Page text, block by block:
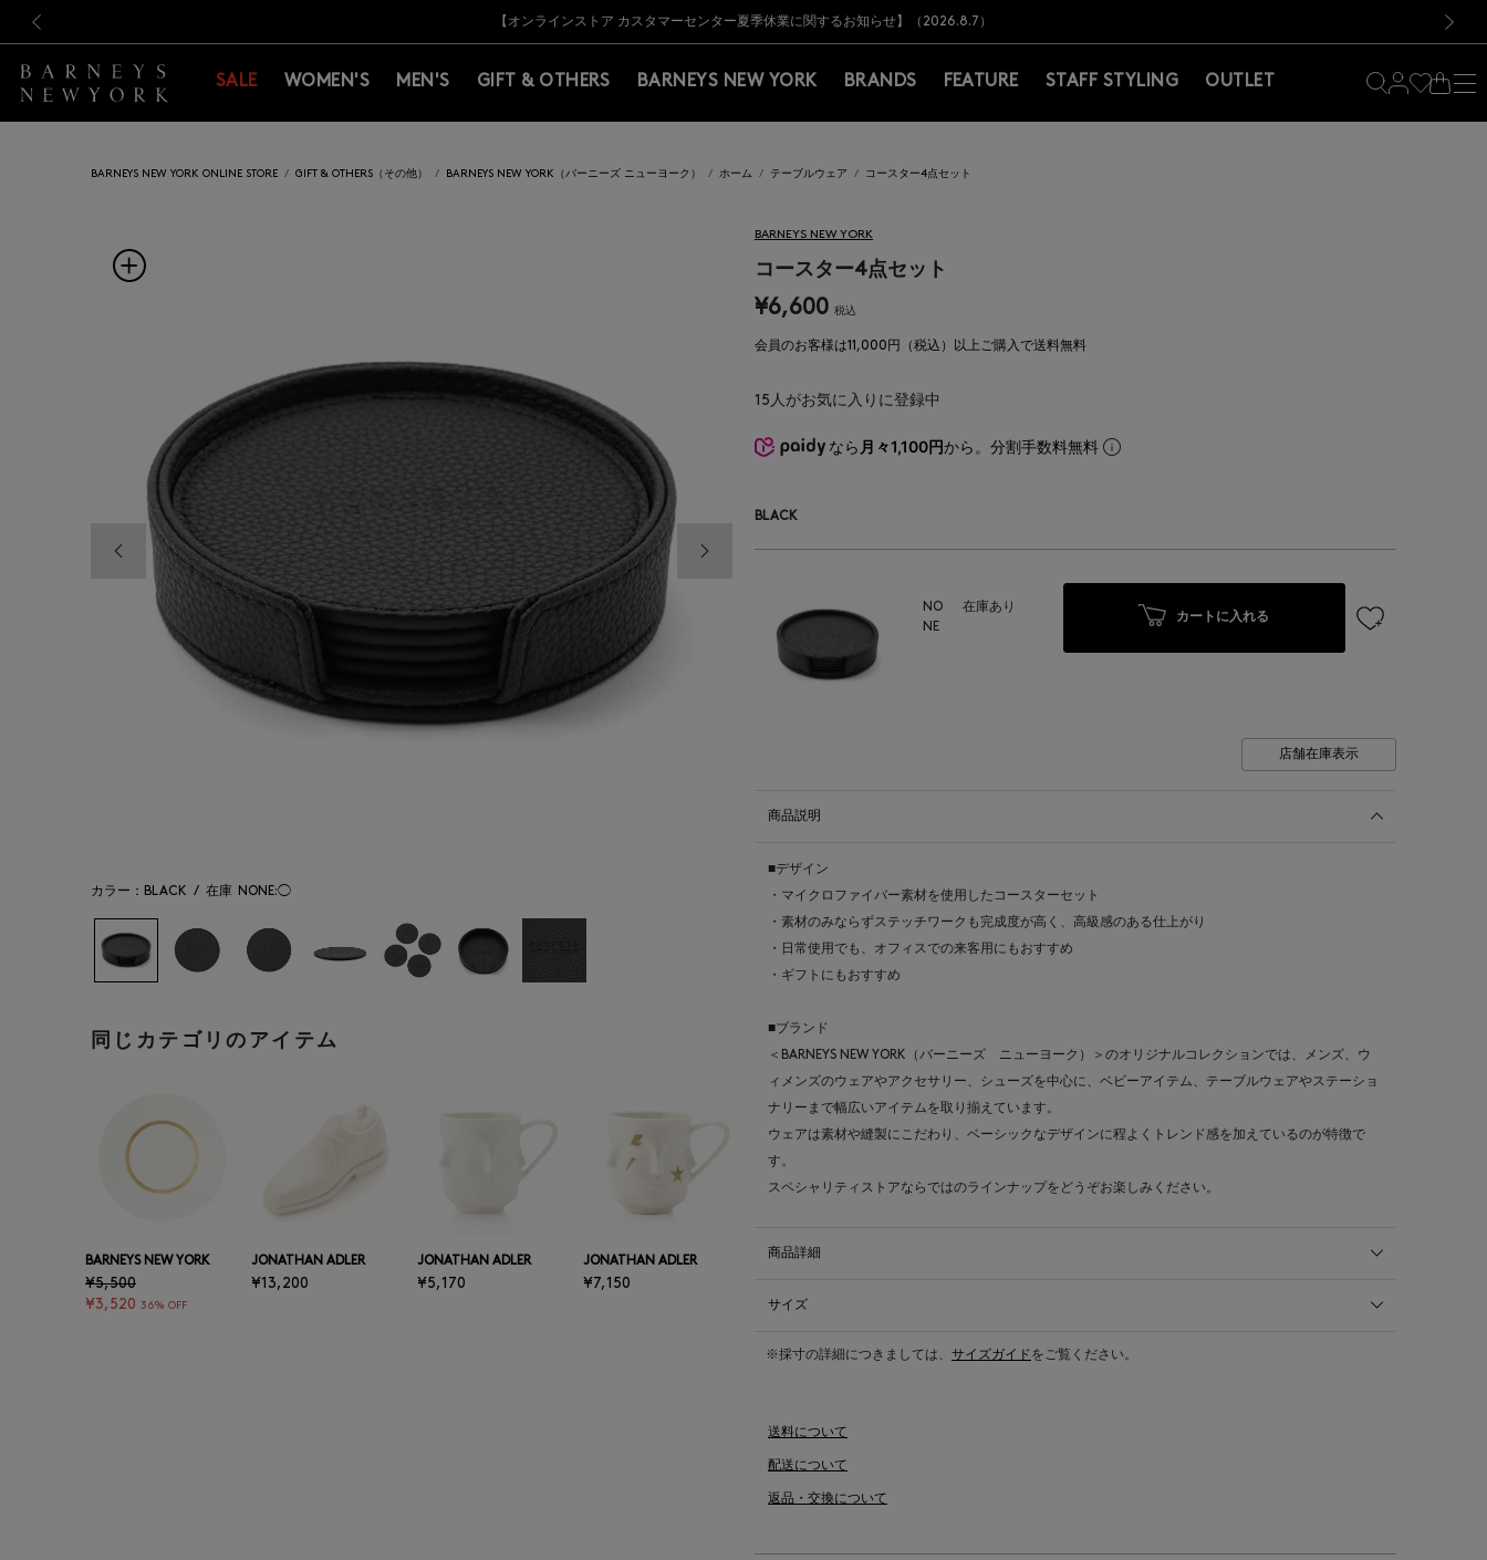
新規登録のお客様も対象！＜MY BARNEYS＞会員のお客様は11,000円（税込）以上のお買上げで常時送料無料！お買い物の際は会員登録を！
【夏季休業に伴う出荷一時停止のお知らせ】(2026.8.7)
【オンラインストア カスタマーセンター夏季休業に関するお知らせ】（2026.8.7）
【夏季休業に伴う返品・交換承り一時停止のお知らせ】（2026.8.5）
熊本県を中心とした地震の影響によるお荷物のお届けについて
【開催中】SUMMER SALEのご案内・ご注意事項
新規登録のお客様も対象！＜MY BARNEYS＞会員のお客様は11,000円（税込）以上のお買上げで常時送料無料！お買い物の際は会員登録を！
【夏季休業に伴う出荷一時停止のお知らせ】(2026.8.7)
SALE WOMEN'S MEN'S GIFT & OTHERS BARNEYS NEW YORK BRANDS FEATURE STAFF STYLING OUTLET
BARNEYS NEW YORK ONLINE STORE GIFT & OTHERS（その他） BARNEYS NEW YORK（バーニーズ ニューヨーク） ホーム テーブルウェア コースター4点セット
前の画像
カラー：BLACK / 在庫 NONE:◯
同じカテゴリのアイテム
BARNEYS NEW YORK
¥5,500
¥3,520 36% OFF
JONATHAN ADLER
¥13,200
JONATHAN ADLER
¥5,170
JONATHAN ADLER
¥7,150
BARNEYS NEW YORK
コースター4点セット
¥6,600 税込
会員のお客様は11,000円（税込）以上ご購入で送料無料
15人がお気に入りに登録中
なら 月々1,100円から。分割手数料無料
BLACK
NO
NE
在庫あり
カートに入れる
店舗在庫表示
商品説明
■デザイン
・マイクロファイバー素材を使用したコースターセット
・素材のみならずステッチワークも完成度が高く、高級感のある仕上がり
・日常使用でも、オフィスでの来客用にもおすすめ
・ギフトにもおすすめ
■ブランド
＜BARNEYS NEW YORK（バーニーズ ニューヨーク）＞のオリジナルコレクションでは、メンズ、ウ
ィメンズのウェアやアクセサリー、シューズを中心に、ベビーアイテム、テーブルウェアやステーショ
ナリーまで幅広いアイテムを取り揃えています。
ウェアは素材や縫製にこだわり、ベーシックなデザインに程よくトレンド感を加えているのが特徴で
す。
スペシャリティストアならではのラインナップをどうぞお楽しみください。
商品詳細
サイズ
※採寸の詳細につきましては、 サイズガイドをご覧ください。
送料について
配送について
返品・交換について